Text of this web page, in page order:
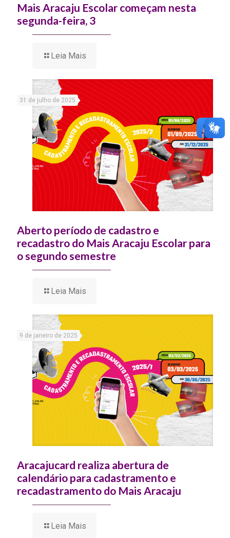
Mais Aracaju Escolar começam nesta
segunda-feira, 3
Leia Mais
31 de julho de 2025
Aberto período de cadastro e
recadastro do Mais Aracaju Escolar para
o segundo semestre
Leia Mais
9 de janeiro de 2025
Aracajucard realiza abertura de
calendário para cadastramento e
recadastramento do Mais Aracaju
Leia Mais